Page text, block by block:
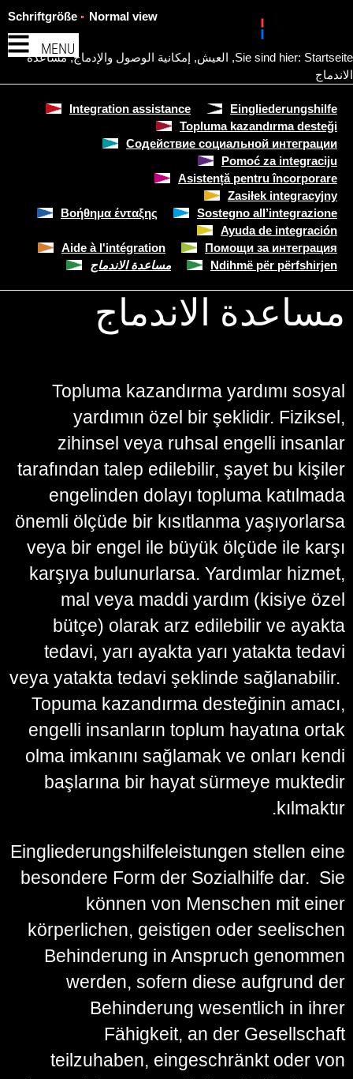
MENU
Schriftgröße Normal view
Sie sind hier: Startseite
, العيش, إمكانية الوصول والإدماج,مساعدة
الاندماج
Eingliederungshilfe
Integration assistance
Topluma kazandırma desteği
Содействие социальной интеграции
Pomoć za integraciju
Asistență pentru încorporare
Zasiłek integracyjny
Sostegno all’integrazione
Bοήθημα ένταξης
Ayuda de integración
Помощи за интеграция
Aide à l'intégration
Ndihmë për përfshirjen
مساعدة الاندماج
مساعدة الاندماج
Topluma kazandırma yardımı sosyal
yardımın özel bir şeklidir. Fiziksel,
zihinsel veya ruhsal engelli insanlar
tarafından talep edilebilir, şayet bu kişiler
engelinden dolayı topluma katılmada
önemli ölçüde bir kısıtlanma yaşıyorlarsa
veya bir engel ile büyük ölçüde ile karşı
karşıya bulunurlarsa. Yardımlar hizmet,
mal veya maddi yardım (kisiye özel
bütçe) olarak arz edilebilir ve ayakta
tedavi, yarı ayakta yarı yatakta tedavi
veya yatakta tedavi şeklinde sağlanabilir.
Topuma kazandırma desteğinin amacı,
engelli insanların toplum hayatına ortak
olma imkanını sağlamak ve onları kendi
başlarına bir hayat sürmeye muktedir
kılmaktır.
Eingliederungshilfeleistungen stellen eine
besondere Form der Sozialhilfe dar. Sie
können von Menschen mit einer
körperlichen, geistigen oder seelischen
Behinderung in Anspruch genommen
werden, sofern diese aufgrund der
Behinderung wesentlich in ihrer
Fähigkeit, an der Gesellschaft
teilzuhaben, eingeschränkt oder von